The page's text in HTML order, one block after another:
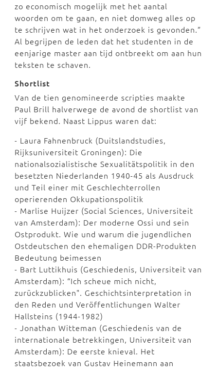
zo economisch mogelijk met het aantal
woorden om te gaan, en niet domweg alles op
te schrijven wat in het onderzoek is gevonden.”
Al begrijpen de leden dat het studenten in de
eenjarige master aan tijd ontbreekt om aan hun
teksten te schaven.
Shortlist
Van de tien genomineerde scripties maakte
Paul Brill halverwege de avond de shortlist van
vijf bekend. Naast Lippus waren dat:
- Laura Fahnenbruck (Duitslandstudies,
Rijksuniversiteit Groningen): Die
nationalsozialistische Sexualitätspolitik in den
besetzten Niederlanden 1940-45 als Ausdruck
und Teil einer mit Geschlechterrollen
operierenden Okkupationspolitik
- Marlise Huijzer (Social Sciences, Universiteit
van Amsterdam): Der moderne Ossi und sein
Ostprodukt. Wie und warum die jugendlichen
Ostdeutschen den ehemaligen DDR-Produkten
Bedeutung beimessen
- Bart Luttikhuis (Geschiedenis, Universiteit van
Amsterdam): “Ich scheue mich nicht,
zurückzublicken". Geschichtsinterpretation in
den Reden und Veröffentlichungen Walter
Hallsteins (1944-1982)
- Jonathan Witteman (Geschiedenis van de
internationale betrekkingen, Universiteit van
Amsterdam): De eerste knieval. Het
staatsbezoek van Gustav Heinemann aan